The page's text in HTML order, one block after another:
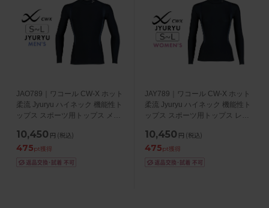
JAO789｜ワコール CW-X ホット
柔流 Jyuryu ハイネック 機能性ト
ップス スポーツ用トップス メン
10,450 円 (税込)
475pt獲得
JAY789｜ワコール CW-X ホット
柔流 Jyuryu ハイネック 機能性ト
ップス スポーツ用トップス レデ
10,450 円 (税込)
475pt獲得